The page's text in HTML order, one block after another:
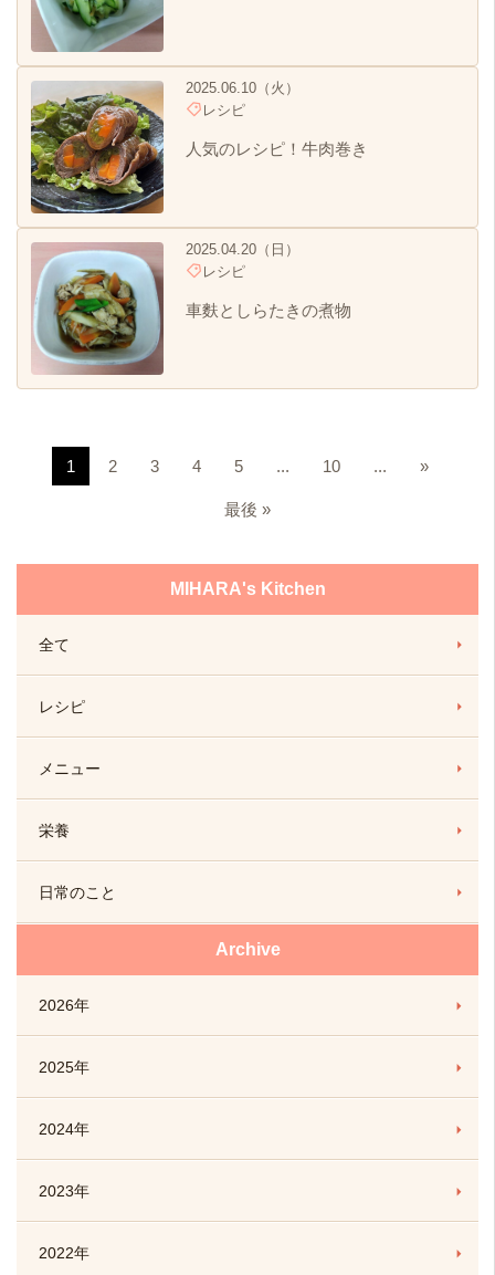
2025.06.10（火）
レシピ
人気のレシピ！牛肉巻き
2025.04.20（日）
レシピ
車麩としらたきの煮物
1 2 3 4 5 ... 10 ... »
最後 »
MIHARA's Kitchen
全て
レシピ
メニュー
栄養
日常のこと
Archive
2026年
2025年
2024年
2023年
2022年